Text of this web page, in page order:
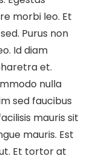
morbi leo. Et
Purus non
Id diam
et.
nulla
sed faucibus
mauris sit
mauris. Est
Et tortor at